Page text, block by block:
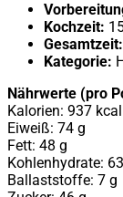
Kochzeit:
Gesamtzeit:
Kategorie:
Nährwerte (pro
Kalorien: 937 kcal
Eiweiß: 74 g
Fett: 48 g
Kohlenhydrate:
Ballaststoffe: 7 g